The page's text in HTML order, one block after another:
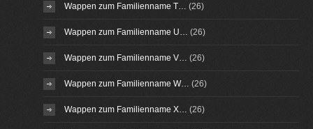
Wappen zum Familienname T… (26)
Wappen zum Familienname U… (26)
Wappen zum Familienname V… (26)
Wappen zum Familienname W… (26)
Wappen zum Familienname X… (26)